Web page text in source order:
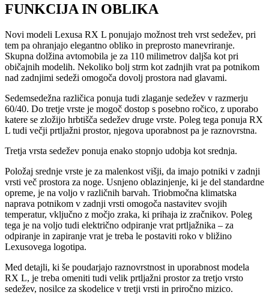
FUNKCIJA IN OBLIKA
Novi modeli Lexusa RX L ponujajo možnost treh vrst sedežev, pri
tem pa ohranjajo elegantno obliko in preprosto manevriranje.
Skupna dolžina avtomobila je za 110 milimetrov daljša kot pri
običajnih modelih. Nekoliko bolj strm kot zadnjih vrat pa potnikom
nad zadnjimi sedeži omogoča dovolj prostora nad glavami.
Sedemsedežna različica ponuja tudi zlaganje sedežev v razmerju
60/40. Do tretje vrste je mogoč dostop s posebno ročico, z uporabo
katere se zložijo hrbtišča sedežev druge vrste. Poleg tega ponuja RX
L tudi večji prtljažni prostor, njegova uporabnost pa je raznovrstna.
Tretja vrsta sedežev ponuja enako stopnjo udobja kot srednja.
Položaj srednje vrste je za malenkost višji, da imajo potniki v zadnji
vrsti več prostora za noge. Usnjeno oblazinjenje, ki je del standardne
opreme, je na voljo v različnih barvah. Triobmočna klimatska
naprava potnikom v zadnji vrsti omogoča nastavitev svojih
temperatur, vključno z močjo zraka, ki prihaja iz zračnikov. Poleg
tega je na voljo tudi električno odpiranje vrat prtljažnika – za
odpiranje in zapiranje vrat je treba le postaviti roko v bližino
Lexusovega logotipa.
Med detajli, ki še poudarjajo raznovrstnost in uporabnost modela
RX L, je treba omeniti tudi velik prtljažni prostor za tretjo vrsto
sedežev, nosilce za skodelice v tretji vrsti in priročno mizico.